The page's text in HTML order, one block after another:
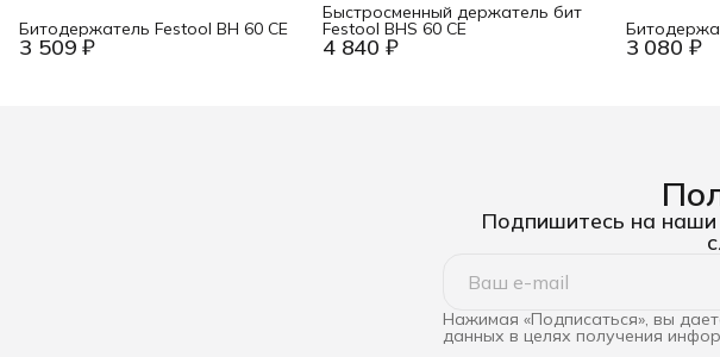
3 509 ₽
Битодержатель Festool BH 60 CE
4 840 ₽
Быстросменный держатель бит
Festool BHS 60 CE
3 080 ₽
Подпишитесь на наши
Нажимая «Подписаться», вы
данных в целях получения